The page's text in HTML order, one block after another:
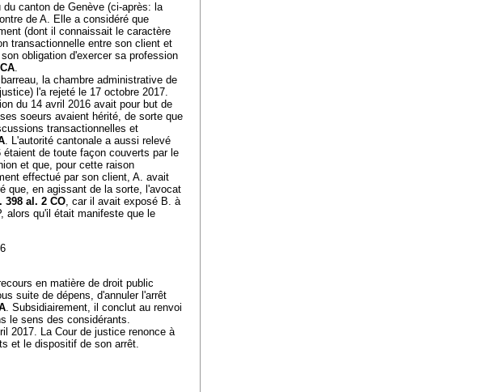
canton de Genève (ci-après: la
de A. Elle a considéré que
(dont il connaissait le caractère
transactionnelle entre son client et
obligation d'exercer sa profession
.
la chambre administrative de
l'a rejeté le 17 octobre 2017.
du 14 avril 2016 avait pour but de
soeurs avaient hérité, de sorte que
transactionnelles et
. L'autorité cantonale a aussi relevé
de toute façon couverts par le
et que, pour cette raison
effectué par son client, A. avait
que, en agissant de la sorte, l'avocat
398 al. 2 CO, car il avait exposé B. à
alors qu'il était manifeste que le
en matière de droit public
suite de dépens, d'annuler l'arrêt
. Subsidiairement, il conclut au renvoi
le sens des considérants.
2017. La Cour de justice renonce à
et le dispositif de son arrêt.